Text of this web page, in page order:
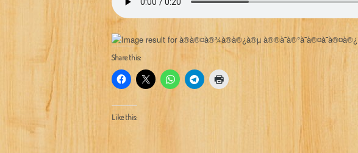
Share this:
Like this: